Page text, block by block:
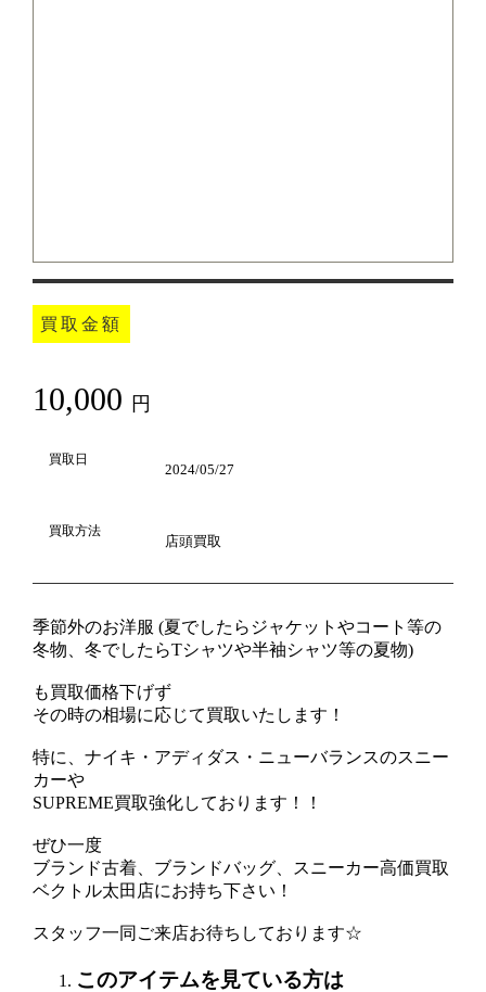
買取金額
10,000 円
買取日
2024/05/27
買取方法
店頭買取
季節外のお洋服 (夏でしたらジャケットやコート等の
冬物、冬でしたらTシャツや半袖シャツ等の夏物)
も買取価格下げず
その時の相場に応じて買取いたします！
特に、ナイキ・アディダス・ニューバランスのスニー
カーや
SUPREME買取強化しております！！
ぜひ一度
ブランド古着、ブランドバッグ、スニーカー高価買取
ベクトル太田店にお持ち下さい！
スタッフ一同ご来店お待ちしております☆
このアイテムを見ている方は